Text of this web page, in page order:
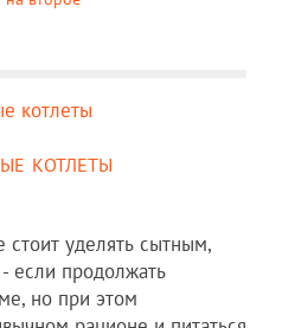
котлеты
уделять сытным,
если продолжать
но при этом